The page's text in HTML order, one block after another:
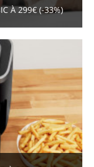
À 299€ (-33%)